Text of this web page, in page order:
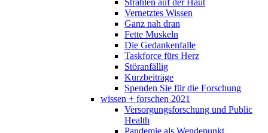
Strahlen auf der Haut
Vernetztes Wissen
Ganz nah dran
Fette Muskeln
Die Gedankenfalle
Taskforce fürs Herz
Störanfällig
Kurzbeiträge
Spenden Sie für die Forschung
wissen + forschen 2021
Versorgungsforschung und Public
Health
Pandemie als Wendepunkt